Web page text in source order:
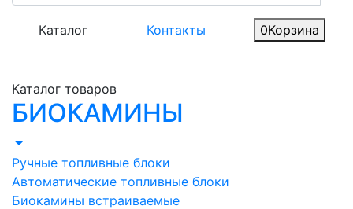
Каталог Контакты 0Корзина
Каталог товаров
БИОКАМИНЫ
Ручные топливные блоки
Автоматические топливные блоки
Биокамины встраиваемые